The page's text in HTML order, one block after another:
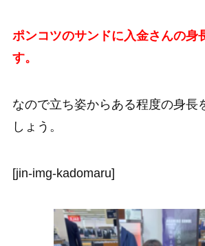
ポンコツのサンドに入金さんの身
す。
なので立ち姿からある程度の身長
しょう。
[jin-img-kadomaru]